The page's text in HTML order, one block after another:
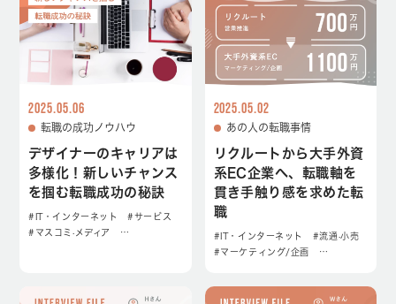
2025.05.06
転職の成功ノウハウ
デザイナーのキャリアは
多様化！新しいチャンス
を掴む転職成功の秘訣
#IT・インターネット
#サービス
#マスコミ·メディア
…
2025.05.02
あの人の転職事情
リクルートから大手外資
系EC企業へ、転職軸を
貫き手触り感を求めた転
職
#IT・インターネット
#流通·小売
#マーケティング/企画
…